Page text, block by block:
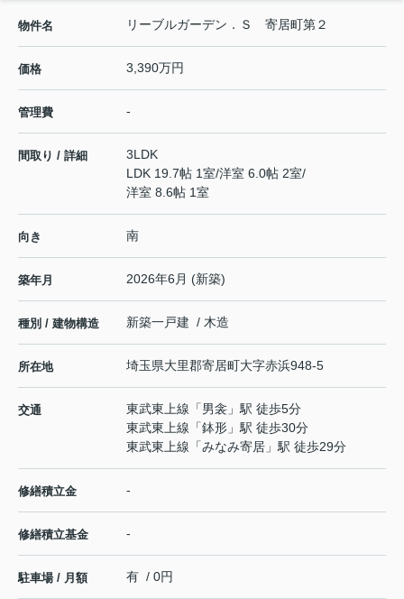
物件名 リーブルガーデン．Ｓ 寄居町第２
価格 3,390万円
管理費 -
間取り / 詳細
3LDK
LDK 19.7帖 1室/洋室 6.0帖 2室/
洋室 8.6帖 1室
向き 南
築年月 2026年6月 (新築)
種別 / 建物構造 新築一戸建 / 木造
所在地 埼玉県大里郡寄居町大字赤浜948-5
交通 東武東上線 「男衾 」駅 徒歩5分
東武東上線 「鉢形 」駅 徒歩30分
東武東上線 「みなみ寄居 」駅 徒歩29分
修繕積立金 -
修繕積立基金 -
駐車場 / 月額 有 / 0円